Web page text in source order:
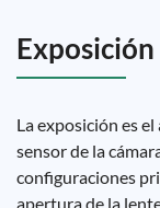
Exposición
La exposición es
sensor de la
configuraciones
apertura de la